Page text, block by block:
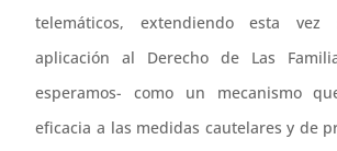
telemáticos, extendiendo esta
aplicación al Derecho de Las
esperamos- como un mecanismo
eficacia a las medidas cautelares y de